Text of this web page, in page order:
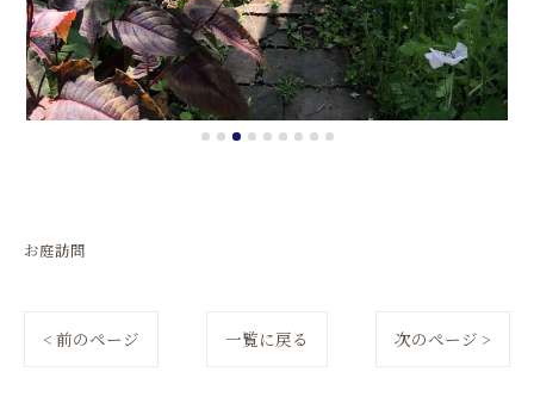
お庭訪問
< 前のページ 一覧に戻る 次のページ >